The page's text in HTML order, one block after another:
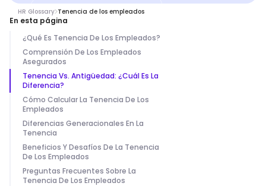
HR Glossary Tenencia de los empleados
En esta página
¿Qué Es Tenencia De Los Empleados?
Comprensión De Los Empleados
Asegurados
Tenencia Vs. Antigüedad: ¿Cuál Es La
Diferencia?
Cómo Calcular La Tenencia De Los
Empleados
Diferencias Generacionales En La
Tenencia
Beneficios Y Desafíos De La Tenencia
De Los Empleados
Preguntas Frecuentes Sobre La
Tenencia De Los Empleados